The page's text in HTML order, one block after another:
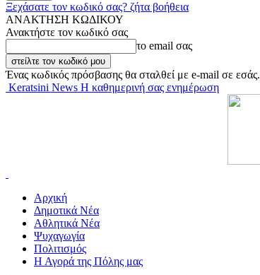
Ξεχάσατε τον κωδικό σας? ζήτα βοήθεια
ΑΝΑΚΤΗΣΗ ΚΩΔΙΚΟΥ
Ανακτήστε τον κωδικό σας
το email σας
Ένας κωδικός πρόσβασης θα σταλθεί με e-mail σε εσάς.
Keratsini News Η καθημερινή σας ενημέρωση
Αρχική
Δημοτικά Νέα
Αθλητικά Νέα
Ψυχαγωγία
Πολιτισμός
Η Αγορά της Πόλης μας